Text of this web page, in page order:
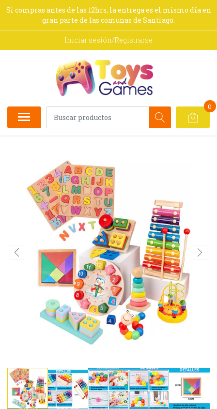
Si compras antes de las 12hrs, la entrega es el mismo día en
gran parte de las comunas de Santiago.
Iniciar sesión/Registrarse
0